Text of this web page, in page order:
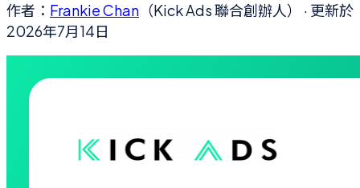
作者： Frankie Chan （Kick Ads 聯合創辦人）
· 更新於
2026年7月14日